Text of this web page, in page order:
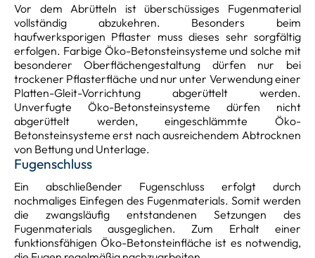
Vor dem Abrütteln ist überschüssiges Fugenmaterial
vollständig abzukehren. Besonders beim
haufwerksporigen Pflaster muss dieses sehr sorgfältig
erfolgen. Farbige Öko-Betonsteinsysteme und solche mit
besonderer Oberflächengestaltung dürfen nur bei
trockener Pflasterfläche und nur unter Verwendung einer
Platten-Gleit-Vorrichtung abgerüttelt werden.
Unverfugte Öko-Betonsteinsysteme dürfen nicht
abgerüttelt werden, eingeschlämmte Öko-
Betonsteinsysteme erst nach ausreichendem Abtrocknen
von Bettung und Unterlage.
Fugenschluss
Ein abschließender Fugenschluss erfolgt durch
nochmaliges Einfegen des Fugenmaterials. Somit werden
die zwangsläufig entstandenen Setzungen des
Fugenmaterials ausgeglichen. Zum Erhalt einer
funktionsfähigen Öko-Betonsteinfläche ist es notwendig,